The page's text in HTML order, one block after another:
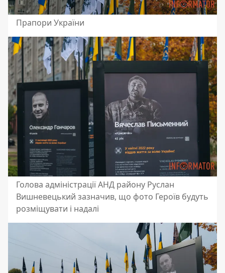
Прапори України
Голова адміністрації АНД району Руслан
Вишневецький зазначив, що фото Героїв будуть
розміщувати і надалі